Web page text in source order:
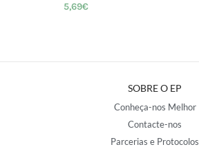
5,69€
SOBRE O EP
Conheça-nos Melhor
Contacte-nos
Parcerias e Protocolos